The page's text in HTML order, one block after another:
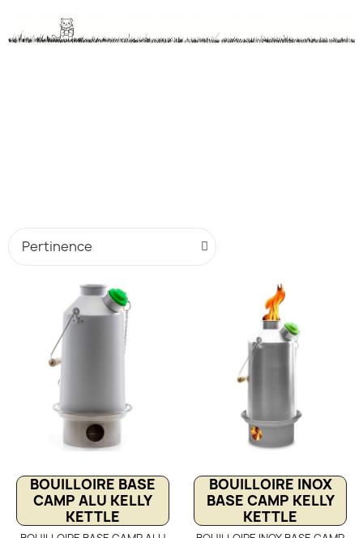
BOUILLOIRE BASE
CAMP ALU KELLY
KETTLE
BOUILLOIRE INOX
BASE CAMP KELLY
KETTLE